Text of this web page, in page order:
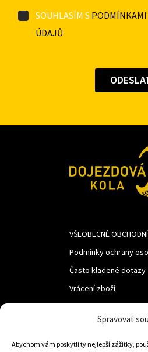
Spravovat
Abychom vám poskytli ty nejlepší zážitky,
SOUHLASÍM S PODMÍNKAMI
ÚDAJŮ
VŠEOBECNÉ
Podmínky ochrany
Často kladené dotazy
Vrácení zboží
LUF s.r.o.
Nám. M.R.Štefanika